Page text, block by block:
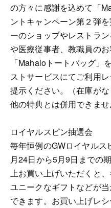
の方々に感謝を込めて「
ントキャンペーン第２弾
ーのショップやレストラ
や医療従事者、教職員の
「Mahaloトートバッグ」
ストサービスにてご利用
提示ください。（在庫がな
他の特典とは併用できま
ロイヤルスピン抽選会
毎年恒例のGWロイヤル
月24日から5月9日までの
上お買い上げいただくと、
ユニークなギフトなどが
できます。お買い上げレ